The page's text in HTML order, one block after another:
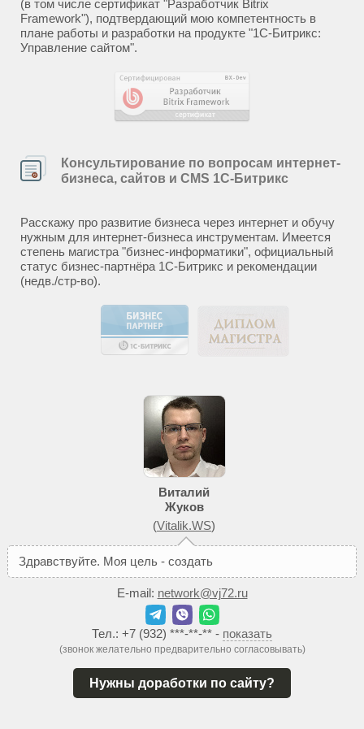
(в том числе сертификат "Разработчик Bitrix
Framework"), подтвердающий мою компетентность в
плане работы и разработки на продукте "1С-Битрикс:
Управление сайтом".
Консультирование по вопросам интернет-
бизнеса, сайтов и CMS 1С-Битрикс
Расскажу про развитие бизнеса через интернет и обучу
нужным для интернет-бизнеса инструментам. Имеется
степень магистра "бизнес-информатики", официальный
статус бизнес-партнёра 1С-Битрикс и рекомендации
(недв./стр-во).
Виталий
Жуков
(Vitalik.WS)
Здравствуйте. Моя цель - создать
E-mail: network@vj72.ru
Тел.: +7 (932) ***-**-** - показать
(звонок желательно предварительно согласовывать)
Нужны доработки по сайту?